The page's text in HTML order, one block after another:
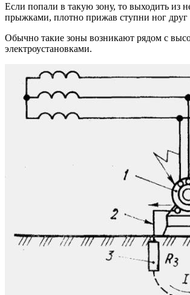
Если попали в такую зону, то выходить из
прыжками, плотно прижав ступни ног друг
Обычно такие зоны возникают рядом с
электроустановками.